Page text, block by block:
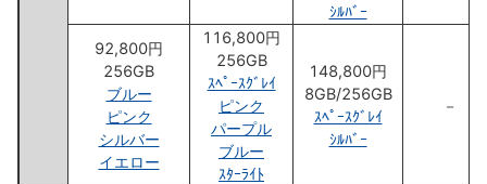
ｼﾙﾊﾞｰ
92,800円
256GB
ブルー
ピンク
シルバー
イエロー
116,800円
256GB
ｽﾍﾟｰｽｸﾞﾚｲ
ピンク
パープル
ブルー
ｽﾀｰﾗｲﾄ
148,800円
8GB/256GB
ｽﾍﾟｰｽｸﾞﾚｲ
ｼﾙﾊﾞｰ
－